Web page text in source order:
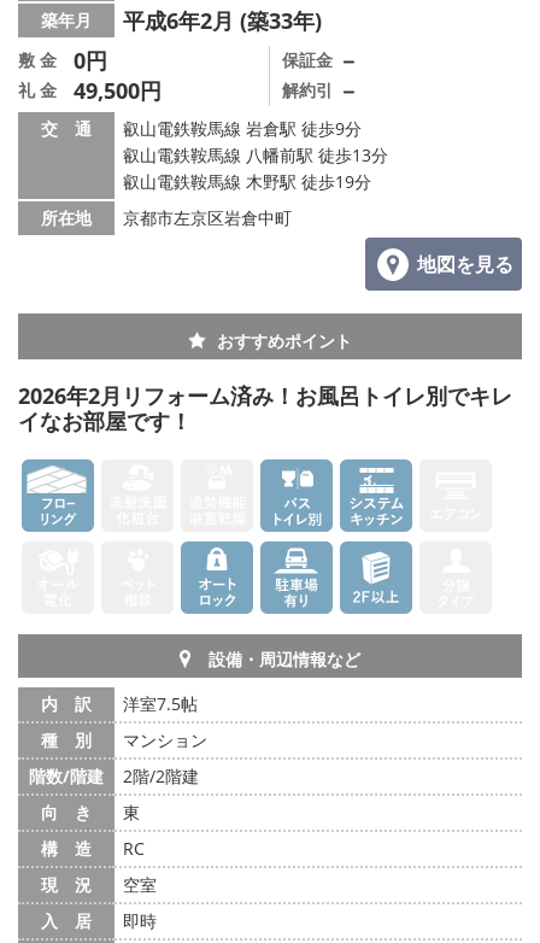
会社概要
メールでお問い合わせ
築年月 平成6年2月 (築33年)
敷 金 0円
礼 金 49,500円
保証金 －
解約引 －
交 通
叡山電鉄鞍馬線 岩倉駅 徒歩9分
叡山電鉄鞍馬線 八幡前駅 徒歩13分
叡山電鉄鞍馬線 木野駅 徒歩19分
所在地
京都市左京区岩倉中町
地図を見る
おすすめポイント
2026年2月リフォーム済み！お風呂トイレ別でキレ
イなお部屋です！
設備・周辺情報など
内 訳
洋室7.5帖
種 別
マンション
階数/階建
2階/2階建
向 き
東
構 造
RC
現 況
空室
入 居
即時